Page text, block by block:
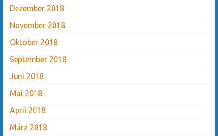
Dezember 2018
November 2018
Oktober 2018
September 2018
Juni 2018
Mai 2018
April 2018
März 2018